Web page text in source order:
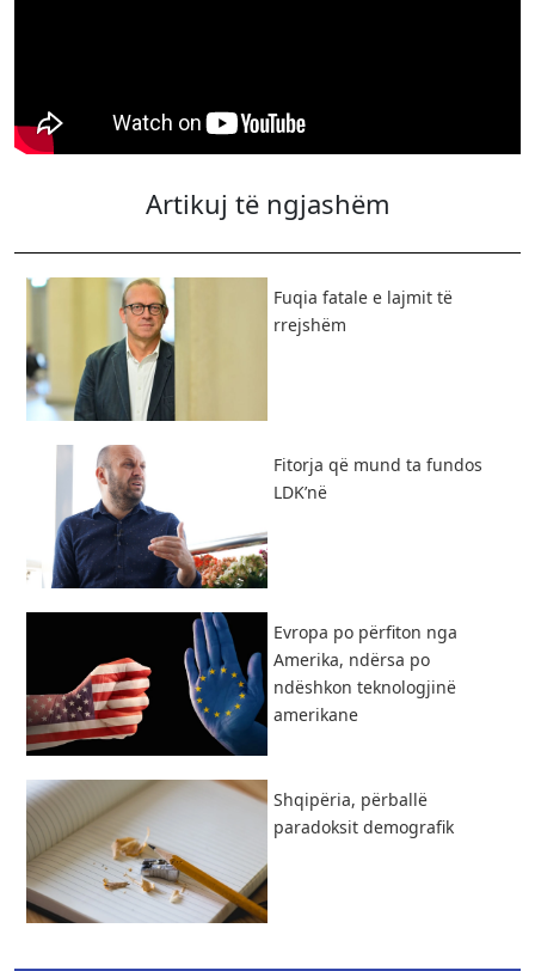
Artikuj të ngjashëm
Fuqia fatale e lajmit të
rrejshëm
Fitorja që mund ta fundos
LDK’në
Evropa po përfiton nga
Amerika, ndërsa po
ndëshkon teknologjinë
amerikane
Shqipëria, përballë
paradoksit demografik